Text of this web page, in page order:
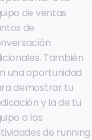
de ventas
de
También
una oportunidad
demostrar tu
y la de tu
a las
de running.